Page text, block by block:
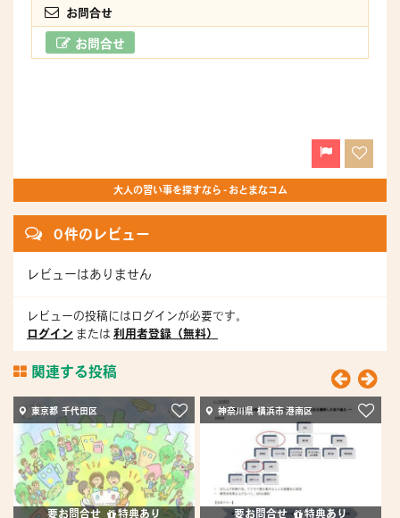
お問合せ
お問合せ
大人の習い事を探すなら - おとまなコム
0 件のレビュー
レビューはありません
レビューの投稿にはログインが必要です。
ログイン または 利用者登録（無料）
関連する投稿
東京都 千代田区
要お問合せ 特典あり
神奈川県 横浜市 港南区
要お問合せ 特典あり